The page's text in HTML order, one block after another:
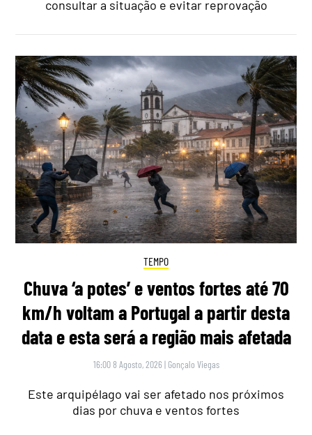
consultar a situação e evitar reprovação
TEMPO
Chuva ‘a potes’ e ventos fortes até 70
km/h voltam a Portugal a partir desta
data e esta será a região mais afetada
16:00 8 Agosto, 2026 | Gonçalo Viegas
Este arquipélago vai ser afetado nos próximos
dias por chuva e ventos fortes